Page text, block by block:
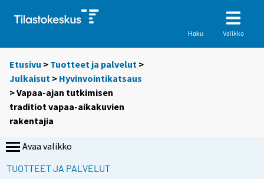
Haku Valikko
Etusivu > Tuotteet ja palvelut >
Julkaisut > Hyvinvointikatsaus
> Vapaa-ajan tutkimisen
traditiot vapaa-aikakuvien
rakentajia
Avaa valikko
TUOTTEET JA PALVELUT